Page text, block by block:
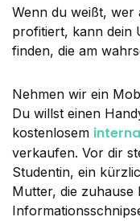
Wenn du weißt, wer
profitiert, kann dein
finden, die am
Nehmen wir ein
Du willst einen
kostenlosem
verkaufen. Vor dir
Studentin, ein
Mutter, die zuhause